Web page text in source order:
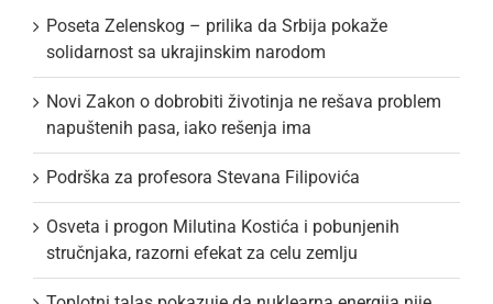
Poseta Zelenskog – prilika da Srbija pokaže
solidarnost sa ukrajinskim narodom
Novi Zakon o dobrobiti životinja ne rešava problem
napuštenih pasa, iako rešenja ima
Podrška za profesora Stevana Filipovića
Osveta i progon Milutina Kostića i pobunjenih
stručnjaka, razorni efekat za celu zemlju